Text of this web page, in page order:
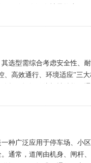
正确，有没有被异物卡住
选型需综合考虑安全性、
高效通行、环境适应"三
析三辊闸传统机械结构，
种广泛应用于停车场、小
通常，道闸由机身、闸杆